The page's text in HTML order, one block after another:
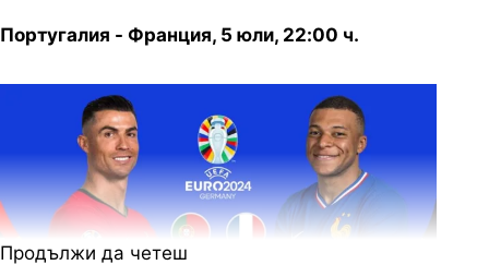
Португалия - Франция, 5 юли, 22:00 ч.
Продължи да четеш